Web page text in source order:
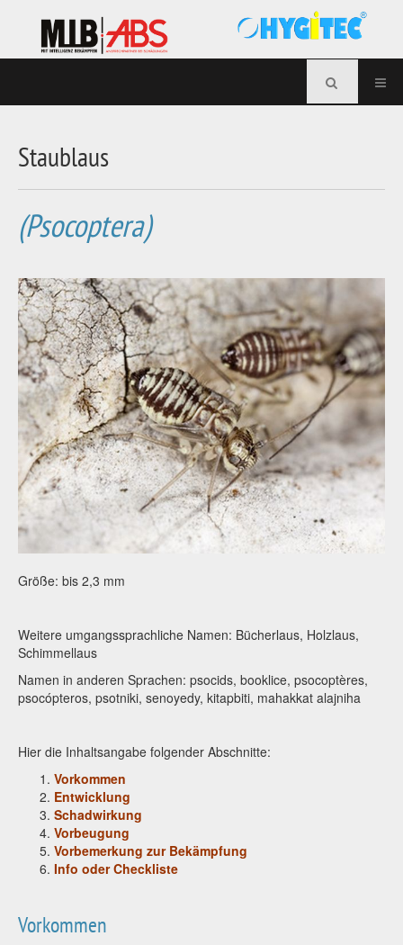
Staublaus
(Psocoptera)
Größe: bis 2,3 mm
Weitere umgangssprachliche Namen: Bücherlaus, Holzlaus,
Schimmellaus
Namen in anderen Sprachen: psocids, booklice, psocoptères,
psocópteros, psotniki, senoyedy, kitapbiti, mahakkat alajniha
Hier die Inhaltsangabe folgender Abschnitte:
Vorkommen
Entwicklung
Schadwirkung
Vorbeugung
Vorbemerkung zur Bekämpfung
Info oder Checkliste
Vorkommen